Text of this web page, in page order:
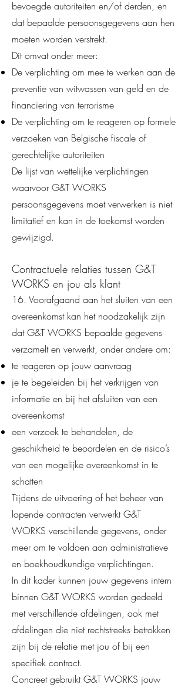
bevoegde autoriteiten en/of derden, en
dat bepaalde persoonsgegevens aan hen
moeten worden verstrekt.
Dit omvat onder meer:
De verplichting om mee te werken aan de
preventie van witwassen van geld en de
financiering van terrorisme
De verplichting om te reageren op formele
verzoeken van Belgische fiscale of
gerechtelijke autoriteiten
De lijst van wettelijke verplichtingen
waarvoor G&T WORKS
persoonsgegevens moet verwerken is niet
limitatief en kan in de toekomst worden
gewijzigd.
Contractuele relaties tussen G&T
WORKS en jou als klant
16. Voorafgaand aan het sluiten van een
overeenkomst kan het noodzakelijk zijn
dat G&T WORKS bepaalde gegevens
verzamelt en verwerkt, onder andere om:
te reageren op jouw aanvraag
je te begeleiden bij het verkrijgen van
informatie en bij het afsluiten van een
overeenkomst
een verzoek te behandelen, de
geschiktheid te beoordelen en de risico’s
van een mogelijke overeenkomst in te
schatten
Tijdens de uitvoering of het beheer van
lopende contracten verwerkt G&T
WORKS verschillende gegevens, onder
meer om te voldoen aan administratieve
en boekhoudkundige verplichtingen.
In dit kader kunnen jouw gegevens intern
binnen G&T WORKS worden gedeeld
met verschillende afdelingen, ook met
afdelingen die niet rechtstreeks betrokken
zijn bij de relatie met jou of bij een
specifiek contract.
Concreet gebruikt G&T WORKS jouw